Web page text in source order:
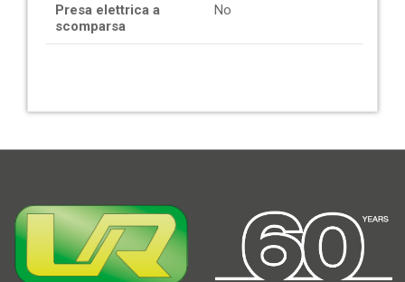
Presa elettrica a
scomparsa
No